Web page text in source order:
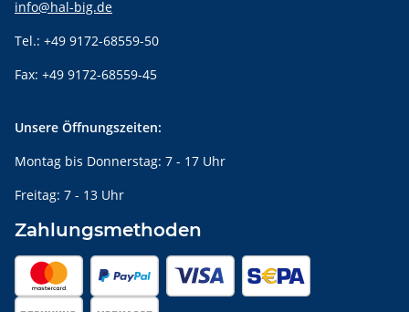
info@hal-big.de
Tel.: +49 9172-68559-50
Fax: +49 9172-68559-45
Unsere Öffnungszeiten:
Montag bis Donnerstag: 7 - 17 Uhr
Freitag: 7 - 13 Uhr
Zahlungsmethoden